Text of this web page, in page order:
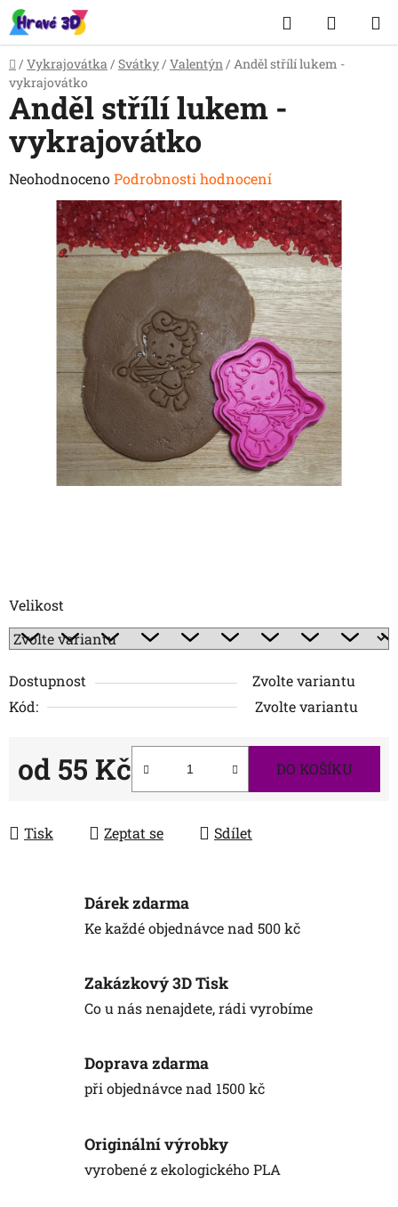
Přejít
na
obsah
Hledat
KOŠÍK
Domů
/ Vykrajovátka / Svátky / Valentýn / Anděl střílí lukem -
vykrajovátko
Velikost
Dostupnost
Zvolte variantu
Kód:
Zvolte variantu
od 55 Kč DO KOŠÍKU
Tisk Zeptat se Sdílet
Anděl střílí lukem -
vykrajovátko
Průměrné
hodnocení
produktu
hvězdiček.
NeohodnocenoPodrobnosti hodnocení
Dárek zdarma
Ke každé objednávce nad 500 kč
Zakázkový 3D Tisk
Co u nás nenajdete, rádi vyrobíme
Doprava zdarma
při objednávce nad 1500 kč
Originální výrobky
vyrobené z ekologického PLA